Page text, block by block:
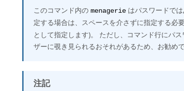
このコマンド内の menagerie はパスワードでは
定する場合は、スペースを介さずに指定する必
として指定します)。 ただし、コマンド行にパ
ザーに覗き見られるおそれがあるため、お勧めで
注記